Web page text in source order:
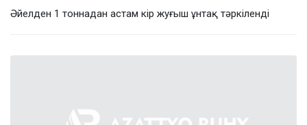
Әйелден 1 тоннадан астам кір жуғыш ұнтақ тәркіленді